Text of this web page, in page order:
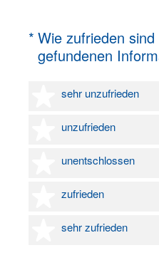
* Wie zufrieden
gefundenen
(Erforderlich.)
sehr unzufrieden
1 Stern
unzufrieden
2 Sterne
unentschlossen
3 Sterne
zufrieden
4 Sterne
sehr zufrieden
5 Sterne